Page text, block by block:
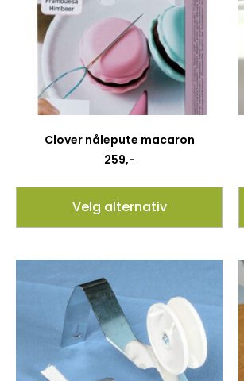
Clover nålepute macaron
259,-
Velg alternativ